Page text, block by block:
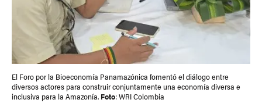
El Foro por la Bioeconomía Panamazónica fomentó el diálogo entre
diversos actores para construir conjuntamente una economía diversa e
inclusiva para la Amazonía. Foto: WRI Colombia